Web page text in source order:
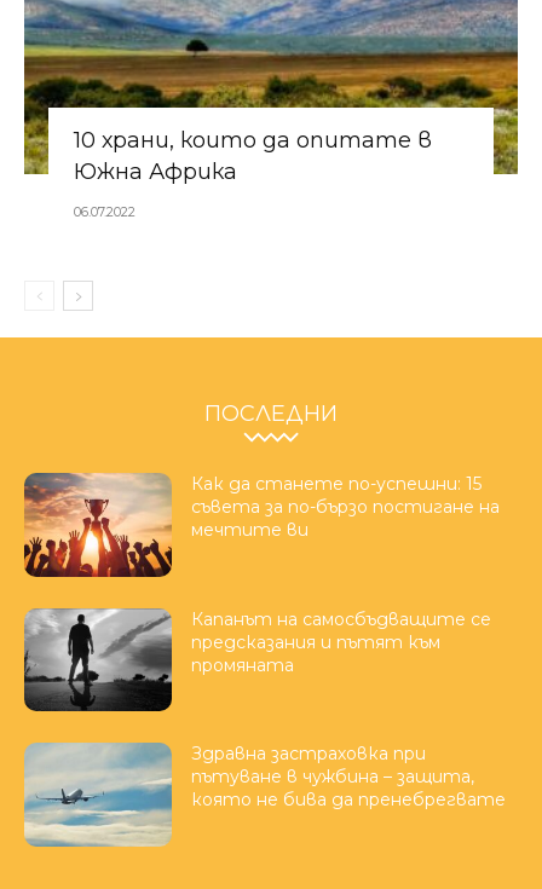
10 храни, които да опитате в
Южна Африка
06.07.2022
ПОСЛЕДНИ
Как да станете по-успешни: 15
съвета за по-бързо постигане на
мечтите ви
Капанът на самосбъдващите се
предсказания и пътят към
промяната
Здравна застраховка при
пътуване в чужбина – защита,
която не бива да пренебрегвате